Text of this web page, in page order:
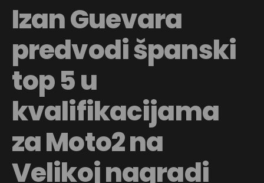
Izan Guevara
predvodi španski
top 5 u
kvalifikacijama
za Moto2 na
Velikoj nagradi